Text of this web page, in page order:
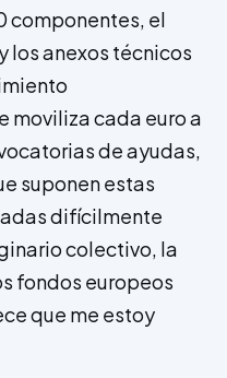
componentes, el
los anexos técnicos
moviliza cada euro a
de ayudas,
suponen estas
difícilmente
colectivo, la
fondos europeos
que me estoy